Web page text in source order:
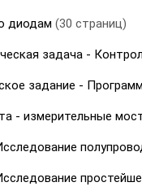
диодам (30 страниц)
задача -
задание -
- измерительные